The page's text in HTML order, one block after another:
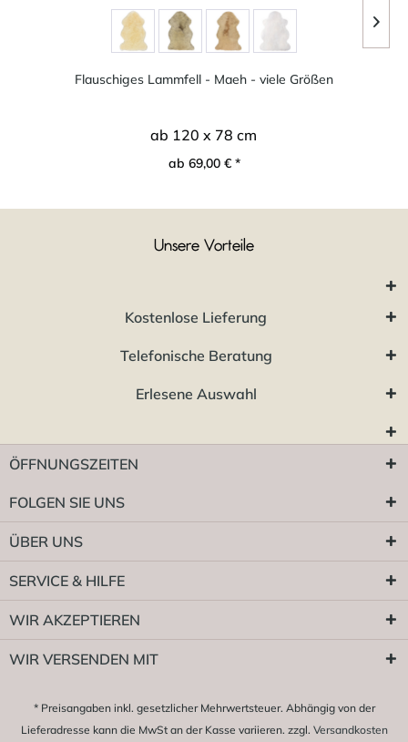
Flauschiges Lammfell - Maeh - viele Größen
ab 120 x 78 cm
ab 69,00 € *
Unsere Vorteile
Kostenlose Lieferung
Telefonische Beratung
Erlesene Auswahl
ÖFFNUNGSZEITEN
FOLGEN SIE UNS
ÜBER UNS
SERVICE & HILFE
WIR AKZEPTIEREN
WIR VERSENDEN MIT
* Preisangaben inkl. gesetzlicher Mehrwertsteuer. Abhängig von der
Lieferadresse kann die MwSt an der Kasse variieren. zzgl. Versandkosten